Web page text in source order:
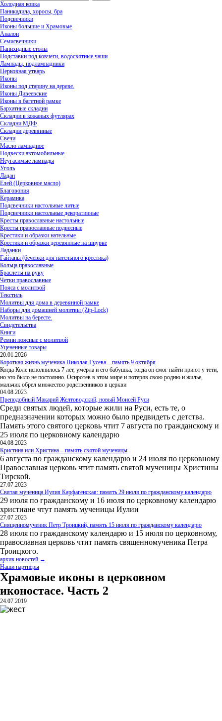
Холодная ковка
Паникадила, хоросы, бра
Подсвечники
Иконы большие и Храмовые
Аналои
Семисвечники
Панихидные столы
Подставки под ковчеги, водосвятные чаши
Лампады, подлампадники
Церковная утварь
Иконы
Иконы под старину на дереве.
Иконы Дивеевские
Иконы в багетной рамке
Бархатные складни
Складни в кожаных футлярах
Складни МДФ
Складни деревянные
Свечи
Масло лампадное
Подвески автомобильные
Неугасимые лампады
Уголь
Ладан
Елей (Церковное масло)
Благовония
Керамика
Подсвечники настольные литые
Подсвечники настольные декоративные
Кресты православные настольные
Кресты православные подвесные
Крестики и образки нательные
Крестики и образки деревянные на шнурке
Ладанки
Гайтаны (бечевки для нательного крестика)
Кольца православные
Браслеты на руку
Четки православные
Пояса с молитвой
Текстиль
Молитвы для дома в деревянной рамке
Наборы для домашней молитвы (Zip-Lock)
Молитвы на бересте.
Свидетельства
Книги
Ремни поясные с молитвой
Уцененные товары
20.01.2026
Короткая жизнь мученика Николая Гусева – память 9 октября
Когда Коле исполнилось 7 лет, умерла и его бабушка, тогда он смог найти приют у тети,
но это было не постоянно. Осиротев в этом мире и потеряв свою родню и жилье,
мальчик обрел множество родственников в церкви
04.08.2023
Преподобный Макарий Желтоводский, новый Моисей Руси
Среди святых людей, которые жили на Руси, есть те, о
предназначении которых можно было предвидеть с детства.
Память этого святого церковь чтит 7 августа по гражданскому и
25 июля по церковному календарю
04.08.2023
Кристина или Христина – память святой мученицы
6 августа по гражданскому календарю и 24 июля по церковному
Православная церковь чтит память святой мученицы Христины
Тирской.
27.07.2023
Святая мученица Иулия Карфагенская: память 29 июля по гражданскому календарю
29 июля по гражданскому и 16 июля по церковному календарю
христиане чтут память мученицы Иулии
27.07.2023
Священномученик Петр Троицкий, память 15 июля по гражданскому календарю
28 июля по гражданскому календарю и 15 июля по церковному,
православная церковь чтит память священномученика Петра
Троицкого.
архив новостей →
Наши партнёры
Храмовые иконы в церковном
иконостасе. Часть 2
24.07.2019